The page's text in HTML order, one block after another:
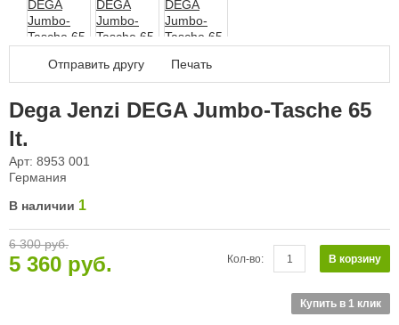
Отправить другу
Печать
Dega Jenzi DEGA Jumbo-Tasche 65
lt.
Арт: 8953 001
Германия
В наличии 1
6 300 руб.
5 360 руб. В корзину
Кол-во:
Купить в 1 клик